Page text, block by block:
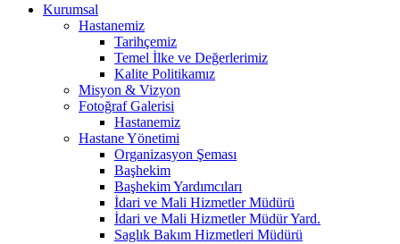
Kurumsal
Hastanemiz
Tarihçemiz
Temel İlke ve Değerlerimiz
Kalite Politikamız
Misyon & Vizyon
Fotoğraf Galerisi
Hastanemiz
Hastane Yönetimi
Organizasyon Şeması
Başhekim
Başhekim Yardımcıları
İdari ve Mali Hizmetler Müdürü
İdari ve Mali Hizmetler Müdür Yard.
Saglık Bakım Hizmetleri Müdürü